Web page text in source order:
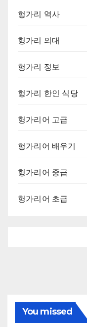
헝가리 역사
헝가리 의대
헝가리 정보
헝가리 한인 식당
헝가리어 고급
헝가리어 배우기
헝가리어 중급
헝가리어 초급
You missed